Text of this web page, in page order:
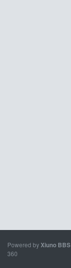
Powered byXiuno BBS
360